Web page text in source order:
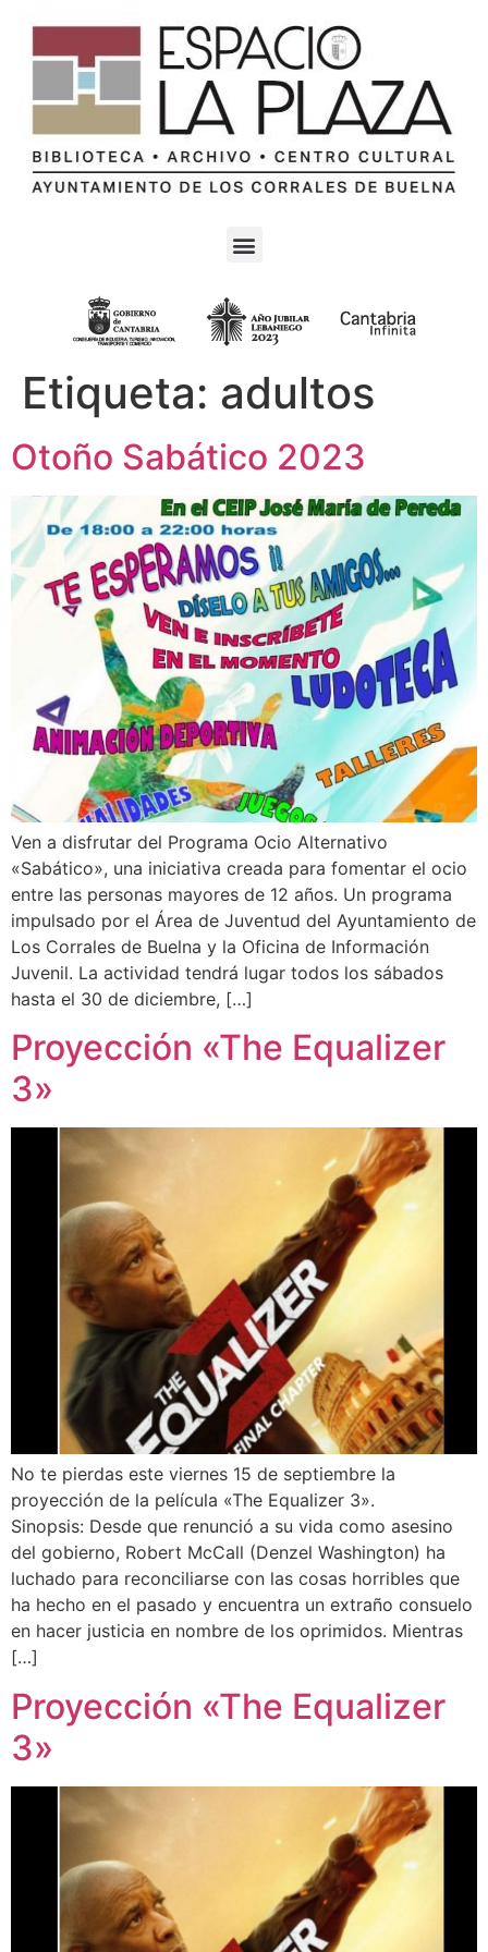
Etiqueta: adultos
Otoño Sabático 2023
Ven a disfrutar del Programa Ocio Alternativo
«Sabático», una iniciativa creada para fomentar el ocio
entre las personas mayores de 12 años. Un programa
impulsado por el Área de Juventud del Ayuntamiento de
Los Corrales de Buelna y la Oficina de Información
Juvenil. La actividad tendrá lugar todos los sábados
hasta el 30 de diciembre, […]
Proyección «The Equalizer
3»
No te pierdas este viernes 15 de septiembre la
proyección de la película «The Equalizer 3».
Sinopsis: Desde que renunció a su vida como asesino
del gobierno, Robert McCall (Denzel Washington) ha
luchado para reconciliarse con las cosas horribles que
ha hecho en el pasado y encuentra un extraño consuelo
en hacer justicia en nombre de los oprimidos. Mientras
[…]
Proyección «The Equalizer
3»